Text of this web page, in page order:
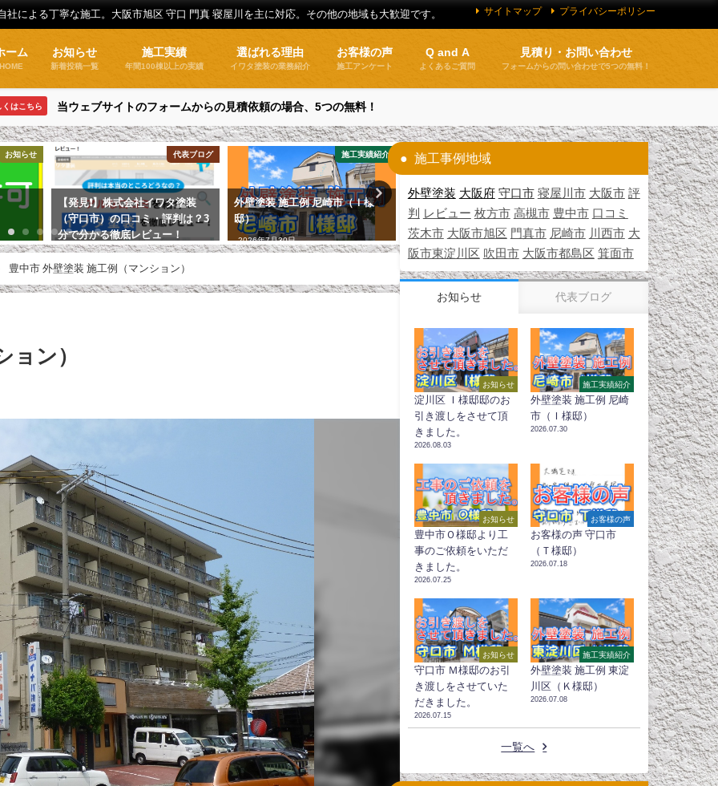
による丁寧な施工。大阪市旭区 守口 門真 寝屋川を主に対応。その他の地域も大歓迎です。 サイトマップ プライバシーポリシー
ーム
HOME
お知らせ
新着投稿一覧
施工実績
年間100棟以上の実績
選ばれる理由
イワタ塗装の業務紹介
お客様の声
施工アンケート
Q and A
よくあるご質問
見積り・お問い合わせ
フォームからの問い合わせで5つの無料！
くはこちら 当ウェブサイトのフォームからの見積依頼の場合、5つの無料！
お知らせ 代表ブログ
【発見❗】株式会社イワタ塗装
（守口市）の口コミ・評判は？3
分で分かる徹底レビュー！
施工実績紹介
外壁塗装 施工例 尼崎市（Ｉ様
邸）
2026年7月30日
お客様の声 東淀川区（Ｈ様邸）
施工
外壁塗装 施工例 守口市（
邸）
2026年3月22日
豊中市 外壁塗装 施工例（マンション）
ョン）
施工事例地域
外壁塗装 大阪府 守口市 寝屋川市 大阪市 評
判
レビュー 枚方市 高槻市 豊中市 口コミ
茨木市 大阪市旭区 門真市 尼崎市 川西市 大
阪市東淀川区 吹田市 大阪市都島区 箕面市
お知らせ 代表ブログ
お知らせ
淀川区 Ｉ様邸邸のお
引き渡しをさせて頂
きました。
2026.08.03
施工実績紹介
外壁塗装 施工例 尼崎
市（Ｉ様邸）
2026.07.30
お知らせ
豊中市Ｏ様邸より工
事のご依頼をいただ
きました。
2026.07.25
お客様の声
お客様の声 守口市
（Ｔ様邸）
2026.07.18
お知らせ
守口市 Ｍ様邸のお引
き渡しをさせていた
だきました。
2026.07.15
施工実績紹介
外壁塗装 施工例 東淀
川区（Ｋ様邸）
2026.07.08
一覧へ